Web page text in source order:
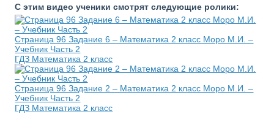
С этим видео ученики смотрят следующие ролики:
Страница 96 Задание 6 – Математика 2 класс Моро М.И. –
Учебник Часть 2
ГДЗ Математика 2 класс
Страница 96 Задание 2 – Математика 2 класс Моро М.И. –
Учебник Часть 2
ГДЗ Математика 2 класс